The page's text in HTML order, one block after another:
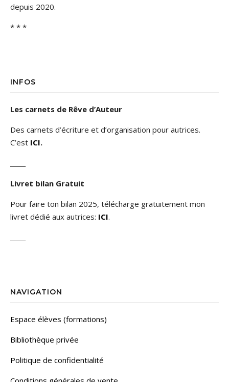
depuis 2020.
* * *
INFOS
Les carnets de Rêve d’Auteur
Des carnets d’écriture et d’organisation pour autrices.
C’est ICI.
Livret bilan Gratuit
Pour faire ton bilan 2025, télécharge gratuitement mon
livret dédié aux autrices: ICI.
NAVIGATION
Espace élèves (formations)
Bibliothèque privée
Politique de confidentialité